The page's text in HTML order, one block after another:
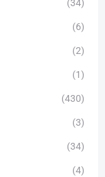
(34)
(6)
(2)
(1)
(430)
(3)
(34)
(4)